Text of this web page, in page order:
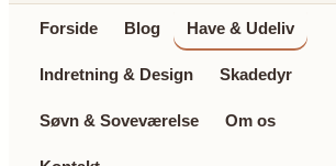
Forside Blog Have & Udeliv
Indretning & Design Skadedyr
Søvn & Soveværelse Om os